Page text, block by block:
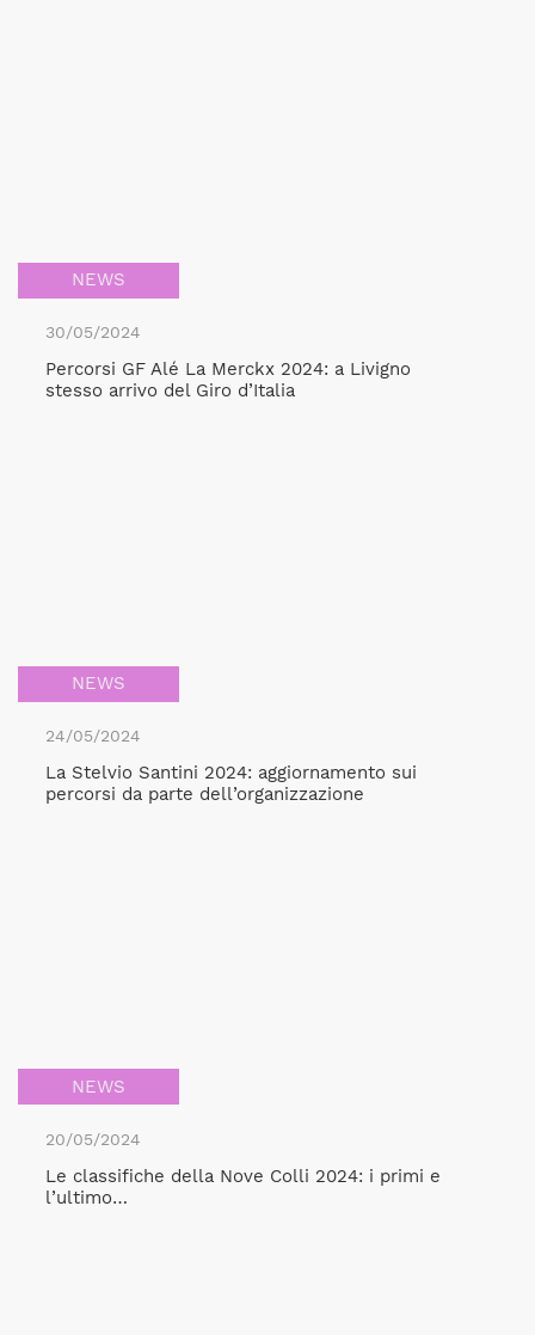
NEWS
30/05/2024
Percorsi GF Alé La Merckx 2024: a Livigno
stesso arrivo del Giro d’Italia
NEWS
24/05/2024
La Stelvio Santini 2024: aggiornamento sui
percorsi da parte dell’organizzazione
NEWS
20/05/2024
Le classifiche della Nove Colli 2024: i primi e
l’ultimo…